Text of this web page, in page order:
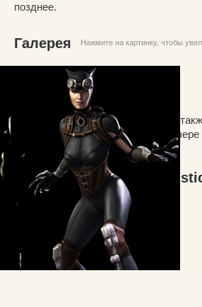
позднее.
Галерея Нажмите на картинку, чтобы
В числе игровых персонажей нам
Зеленый фонарь, который в
Желтого фонаря, и Дезстроук.
Сюжетный трейлер
Among Us: